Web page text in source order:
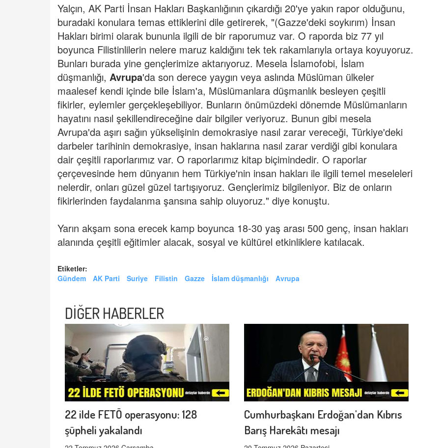
Yalçın, AK Parti İnsan Hakları Başkanlığının çıkardığı 20'ye yakın rapor olduğunu,
buradaki konulara temas ettiklerini dile getirerek, "(Gazze'deki soykırım) İnsan
Hakları birimi olarak bununla ilgili de bir raporumuz var. O raporda biz 77 yıl
boyunca Filistinlilerin nelere maruz kaldığını tek tek rakamlarıyla ortaya koyuyoruz.
Bunları burada yine gençlerimize aktarıyoruz. Mesela İslamofobi, İslam
düşmanlığı, Avrupa'da son derece yaygın veya aslında Müslüman ülkeler
maalesef kendi içinde bile İslam'a, Müslümanlara düşmanlık besleyen çeşitli
fikirler, eylemler gerçekleşebiliyor. Bunların önümüzdeki dönemde Müslümanların
hayatını nasıl şekillendireceğine dair bilgiler veriyoruz. Bunun gibi mesela
Avrupa'da aşırı sağın yükselişinin demokrasiye nasıl zarar vereceği, Türkiye'deki
darbeler tarihinin demokrasiye, insan haklarına nasıl zarar verdiği gibi konulara
dair çeşitli raporlarımız var. O raporlarımız kitap biçimindedir. O raporlar
çerçevesinde hem dünyanın hem Türkiye'nin insan hakları ile ilgili temel meseleleri
nelerdir, onları güzel güzel tartışıyoruz. Gençlerimiz bilgileniyor. Biz de onların
fikirlerinden faydalanma şansına sahip oluyoruz." diye konuştu.
Yarın akşam sona erecek kamp boyunca 18-30 yaş arası 500 genç, insan hakları
alanında çeşitli eğitimler alacak, sosyal ve kültürel etkinliklere katılacak.
Etiketler:
Gündem
AK Parti Suriye Filistin Gazze İslam düşmanlığı Avrupa
DİĞER HABERLER
22 ilde FETÖ operasyonu: 128
şüpheli yakalandı
Cumhurbaşkanı Erdoğan'dan Kıbrıs
Barış Harekâtı mesajı